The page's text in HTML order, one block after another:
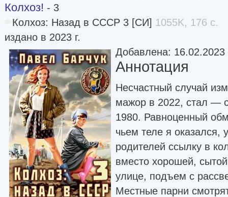
Колхоз! - 3
Колхоз: Назад в СССР 3 [СИ] 1055K, 176 с.
издано в 2023 г.
Добавлена: 16.02.2023
Аннотация
Несчастный случай
мажор в 2022, стал —
1980. Равноценный
чьем теле я оказался,
родителей ссылку в
вместо хорошей,
улице, подъем с
Местные парни